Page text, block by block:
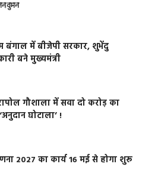
वुमन
बंगाल में बीजेपी सरकार, शुभेंदु
बने मुख्यमंत्री
गौशाला में सवा दो करोड़ का
घोटाला’ !
2027 का कार्य 16 मई से होगा शुरू